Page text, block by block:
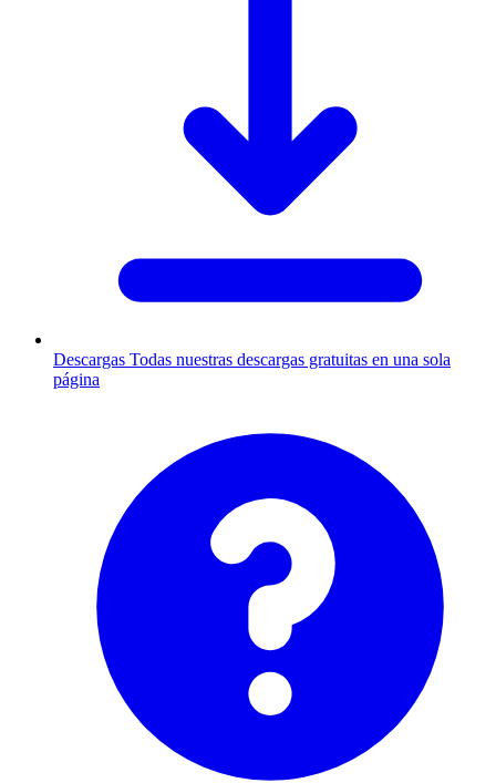
Descargas Todas nuestras descargas gratuitas en una sola
página